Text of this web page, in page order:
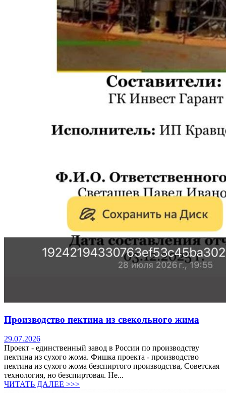
Производство пектина из свекольного жима
29.07.2026
Проект - единственный завод в России по производству
пектина из сухого жома. Фишка проекта - производство
пектина из сухого жома безспиртого производства, Советская
технология, но безспиртовая. Не...
ЧИТАТЬ ДАЛЕЕ >>>